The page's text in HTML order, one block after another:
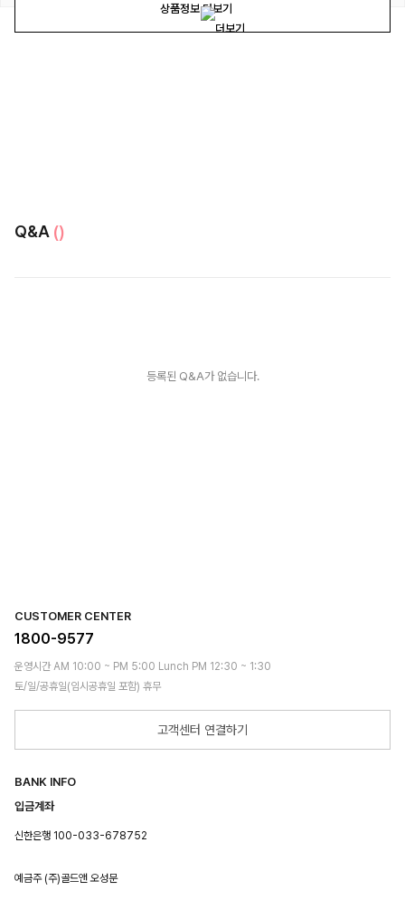
상품정보 더보기
Q&A ()
등록된 Q&A가 없습니다.
CUSTOMER CENTER
1800-9577
운영시간 AM 10:00 ~ PM 5:00 Lunch PM 12:30 ~ 1:30
토/일/공휴일(임시공휴일 포함) 휴무
고객센터 연결하기
BANK INFO
입금계좌
신한은행 100-033-678752
예금주 (주)골드앤 오성문